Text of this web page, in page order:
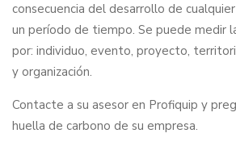
consecuencia del desarrollo de
un período de tiempo. Se puede medir
por: individuo, evento, proyecto,
y organización.
Contacte a su asesor en Profiquip y
huella de carbono de su empresa.